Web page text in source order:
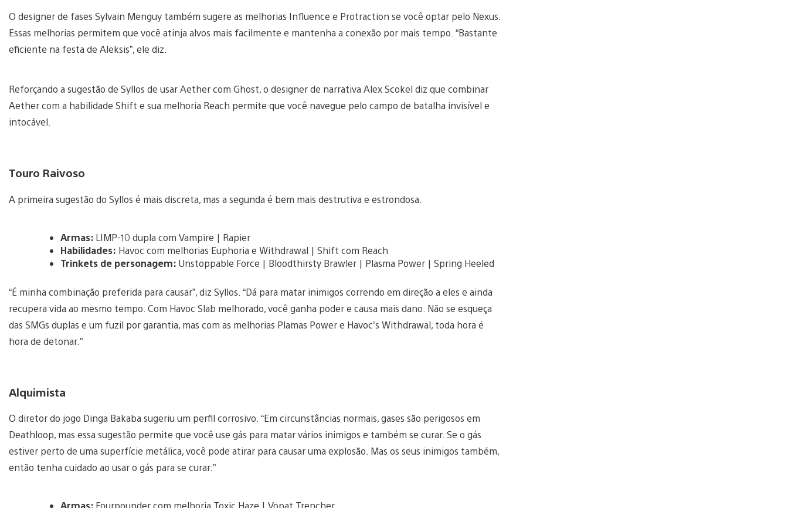
O designer de fases Sylvain Menguy também sugere as melhorias Influence e Protraction se você optar pelo Nexus.
Essas melhorias permitem que você atinja alvos mais facilmente e mantenha a conexão por mais tempo. “Bastante
eficiente na festa de Aleksis”, ele diz.
Reforçando a sugestão de Syllos de usar Aether com Ghost, o designer de narrativa Alex Scokel diz que combinar
Aether com a habilidade Shift e sua melhoria Reach permite que você navegue pelo campo de batalha invisível e
intocável.
Touro Raivoso
A primeira sugestão do Syllos é mais discreta, mas a segunda é bem mais destrutiva e estrondosa.
Armas: LIMP-10 dupla com Vampire | Rapier
Habilidades: Havoc com melhorias Euphoria e Withdrawal | Shift com Reach
Trinkets de personagem: Unstoppable Force | Bloodthirsty Brawler | Plasma Power | Spring Heeled
“É minha combinação preferida para causar”, diz Syllos. “Dá para matar inimigos correndo em direção a eles e ainda
recupera vida ao mesmo tempo. Com Havoc Slab melhorado, você ganha poder e causa mais dano. Não se esqueça
das SMGs duplas e um fuzil por garantia, mas com as melhorias Plamas Power e Havoc’s Withdrawal, toda hora é
hora de detonar.”
Alquimista
O diretor do jogo Dinga Bakaba sugeriu um perfil corrosivo. “Em circunstâncias normais, gases são perigosos em
Deathloop, mas essa sugestão permite que você use gás para matar vários inimigos e também se curar. Se o gás
estiver perto de uma superfície metálica, você pode atirar para causar uma explosão. Mas os seus inimigos também,
então tenha cuidado ao usar o gás para se curar.”
Armas: Fourpounder com melhoria Toxic Haze | Vopat Trencher